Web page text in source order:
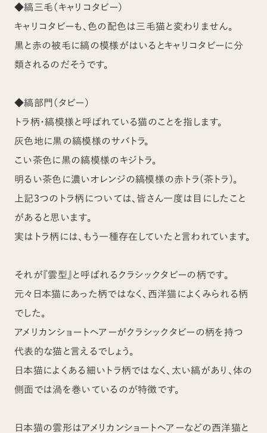
◆縞三毛（キャリコタビー）
キャリコタビーも、色の配色は三毛猫と変わりません。
黒と赤の被毛に縞の模様がはいるとキャリコタビーに分
類されるのだそうです。
◆縞部門（タビー）
トラ柄・縞模様と呼ばれている猫のことを指します。
灰色地に黒の縞模様のサバトラ。
こい茶色に黒の縞模様のキジトラ。
明るい茶色に濃いオレンジの縞模様の赤トラ(茶トラ)。
上記3つのトラ柄については、皆さん一度は目にしたこと
があると思います。
実はトラ柄には、もう一種存在していたと言われています。
それが『雲型』と呼ばれるクラシックタビーの柄です。
元々日本猫にあった柄ではなく、西洋猫によくみられる柄
でした。
アメリカンショートヘアーがクラシックタビーの柄を持つ
代表的な猫と言えるでしょう。
日本猫によくある細いトラ柄ではなく、太い縞があり、体の
側面では渦を巻いているのが特徴です。
日本猫の雲形はアメリカンショートヘアーなどの西洋猫と